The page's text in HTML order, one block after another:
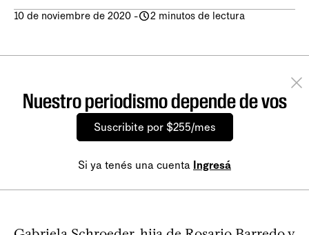
10 de noviembre de 2020 - 2 minutos de lectura
Nuestro periodismo depende de vos
Suscribite por $255/mes
Si ya tenés una cuenta Ingresá